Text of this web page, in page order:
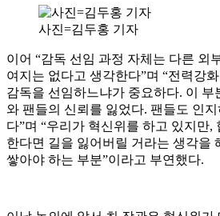
사진=김두홍 기자
이어 “감독 선임 과정 자체는 다른 외
여지는 없다고 생각한다”며 “전력강
감독을 선임하느냐가 중요하다. 이
와 팬들의 신뢰를 잃었다. 팬들도 인
다”며 “우리가 혁신위를 하고 있지만,
한다면 길을 잃어버릴 거라는 생각을
쌓아야 하는 부분”이라고 부연했다.